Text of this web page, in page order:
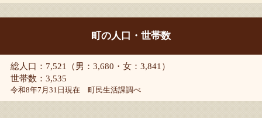
町の人口・世帯数
総人口：7,521（男：3,680・女：3,841）
世帯数：3,535
令和8年7月31日現在 町民生活課調べ